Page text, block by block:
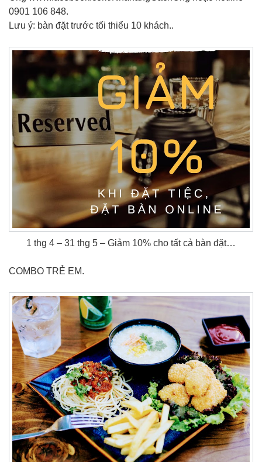
0901 106 848.
Lưu ý: bàn đặt trước tối thiểu 10 khách..
1 thg 4 – 31 thg 5 – Giảm 10% cho tất cả bàn đặt…
COMBO TRẺ EM.